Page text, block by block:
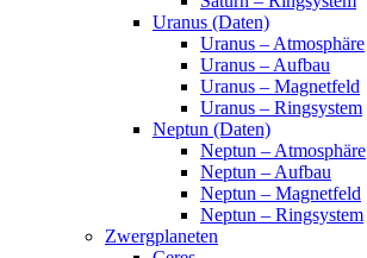
Uranus (Daten)
Uranus – Atmosphäre
Uranus – Aufbau
Uranus – Magnetfeld
Uranus – Ringsystem
Neptun (Daten)
Neptun – Atmosphäre
Neptun – Aufbau
Neptun – Magnetfeld
Neptun – Ringsystem
Zwergplaneten